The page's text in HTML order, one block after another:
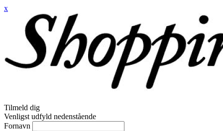
x
Tilmeld dig
Venligst udfyld nedenstående
Fornavn